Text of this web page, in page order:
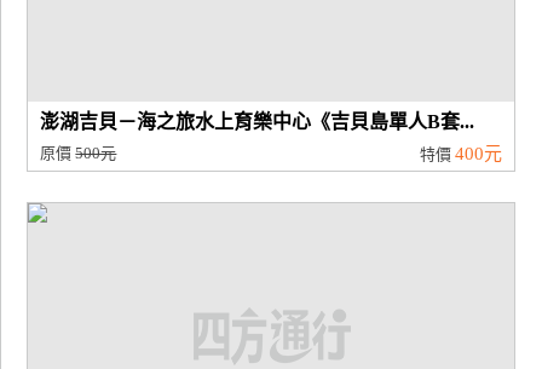
澎湖吉貝－海之旅水上育樂中心《吉貝島單人B套...
原價500元 特價 400元